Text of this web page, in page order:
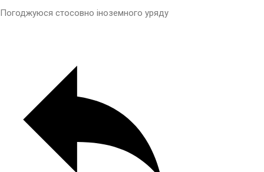
Погоджуюся стосовно іноземного уряду